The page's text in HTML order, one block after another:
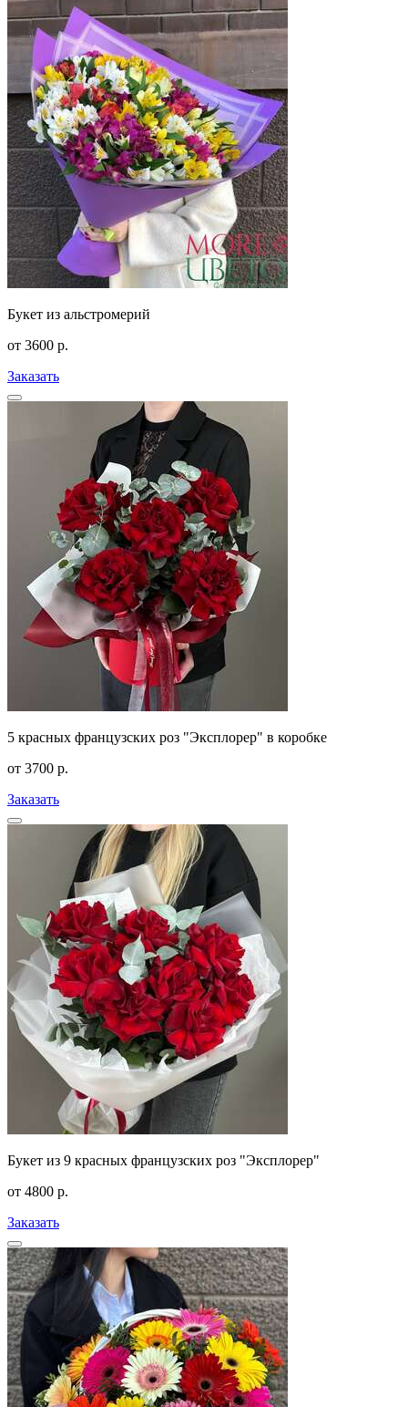
Букет из альстромерий
от 3600 р.
Заказать
5 красных французских роз "Эксплорер" в коробке
от 3700 р.
Заказать
Букет из 9 красных французских роз "Эксплорер"
от 4800 р.
Заказать